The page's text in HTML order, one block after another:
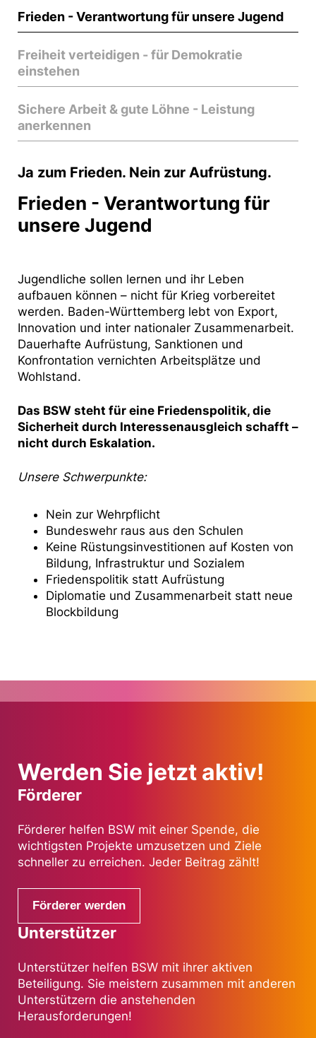
Frieden - Verantwortung für unsere Jugend
Freiheit verteidigen - für Demokratie
einstehen
Sichere Arbeit & gute Löhne - Leistung
anerkennen
Ja zum Frieden. Nein zur Aufrüstung.
Frieden - Verantwortung für
unsere Jugend
Jugendliche sollen lernen und ihr Leben
aufbauen können – nicht für Krieg vorbereitet
werden. Baden-Württemberg lebt von Export,
Innovation und inter­ nationaler Zusammenarbeit.
Dauerhafte Aufrüstung, Sanktionen und
Konfrontation vernichten Arbeitsplätze und
Wohlstand.
Das BSW steht für eine Friedenspolitik, die
Sicherheit durch Interessenausgleich schafft –
nicht durch Eskalation.
Unsere Schwerpunkte:
Nein zur Wehrpflicht
Bundeswehr raus aus den Schulen
Keine Rüstungsinvestitionen auf Kosten von
Bildung, Infrastruktur und Sozialem
Friedenspolitik statt Aufrüstung
Diplomatie und Zusammenarbeit statt neue
Blockbildung
Werden Sie jetzt aktiv!
Förderer
Förderer helfen BSW mit einer Spende, die
wichtigsten Projekte umzusetzen und Ziele
schneller zu erreichen. Jeder Beitrag zählt!
Förderer werden
Unterstützer
Unterstützer helfen BSW mit ihrer aktiven
Beteiligung. Sie meistern zusammen mit anderen
Unterstützern die anstehenden
Herausforderungen!